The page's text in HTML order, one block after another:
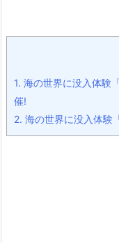
1. 海の世界に没入体験
催!
2. 海の世界に没入体験